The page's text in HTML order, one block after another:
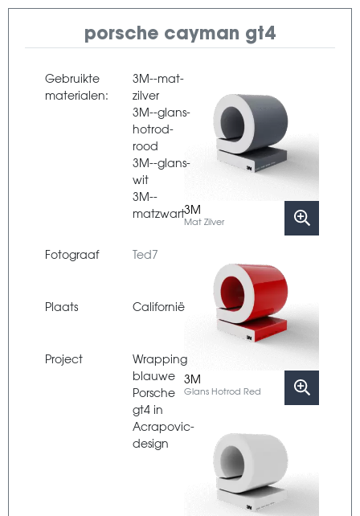
porsche cayman gt4
Gebruikte
materialen:
3M--mat-
zilver
3M--glans-
hotrod-
rood
3M--glans-
wit
3M--
matzwart
Fotograaf Ted7
Plaats Californië
Project
Wrapping
blauwe
Porsche
gt4 in
Acrapovic-
design
3M
Mat Zilver
3M
Glans Hotrod Red